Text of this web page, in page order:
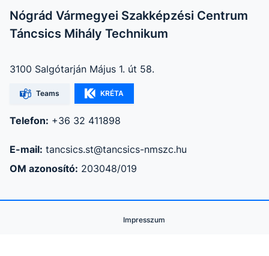
Nógrád Vármegyei Szakképzési Centrum
Táncsics Mihály Technikum
3100 Salgótarján Május 1. út 58.
Teams KRÉTA
Telefon: +36 32 411898
E-mail: tancsics.st@tancsics-nmszc.hu
OM azonosító: 203048/019
Impresszum